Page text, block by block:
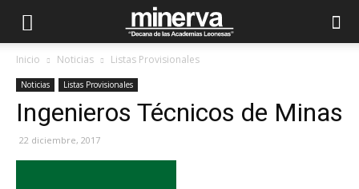
Inicio Noticias Listas Provisionales
Noticias Listas Provisionales
Ingenieros Técnicos de Minas
22 diciembre, 2017